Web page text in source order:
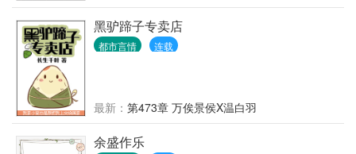
黑驴蹄子专卖店
都市言情 连载
最新： 第473章 万俟景侯X温白羽
余盛作乐